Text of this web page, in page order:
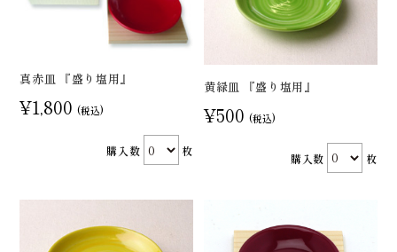
真赤皿 『盛り塩用』
¥1,800 (税込)
購入数 枚
黄緑皿 『盛り塩用』
¥500 (税込)
購入数 枚